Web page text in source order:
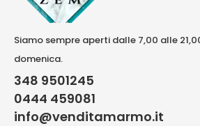
Siamo sempre aperti dalle 7,00 alle
domenica.
348 9501245
0444 459081
info@venditamarmo.it